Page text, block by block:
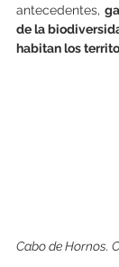
antecedentes,
de la
habitan los
Cabo de Hornos.